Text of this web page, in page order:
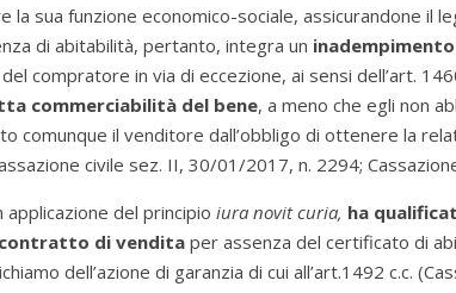
la sua funzione economico-sociale, assicurandone il
di abitabilità, pertanto, integra un
compratore in via di eccezione, ai sensi dell’art.
commerciabilità del bene, a meno che egli non
comunque il venditore dall’obbligo di ottenere la
civile sez. II, 30/01/2017, n. 2294;
del principio iura novit curia, ha
di vendita per assenza del certificato di
dell’azione di garanzia di cui all’art.1492 c.c.